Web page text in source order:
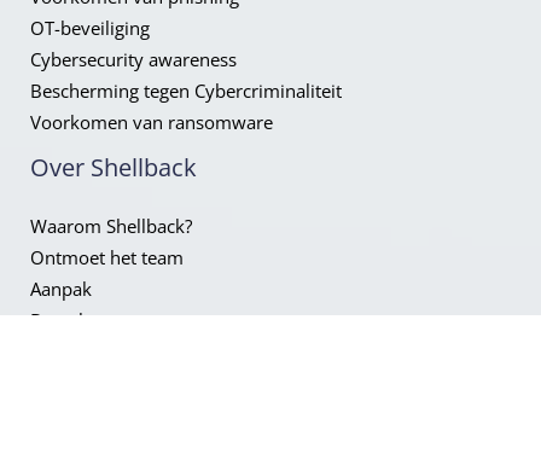
OT-beveiliging
Cybersecurity awareness
Bescherming tegen Cybercriminaliteit
Voorkomen van ransomware
Over Shellback
Waarom Shellback?
Ontmoet het team
Aanpak
Branches